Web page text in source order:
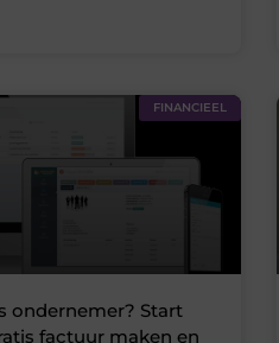
FINANCIEEL
ondernemer? Start
factuur maken en